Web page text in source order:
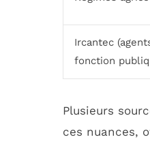
Ircantec
fonction
Plusieurs
ces nuances,